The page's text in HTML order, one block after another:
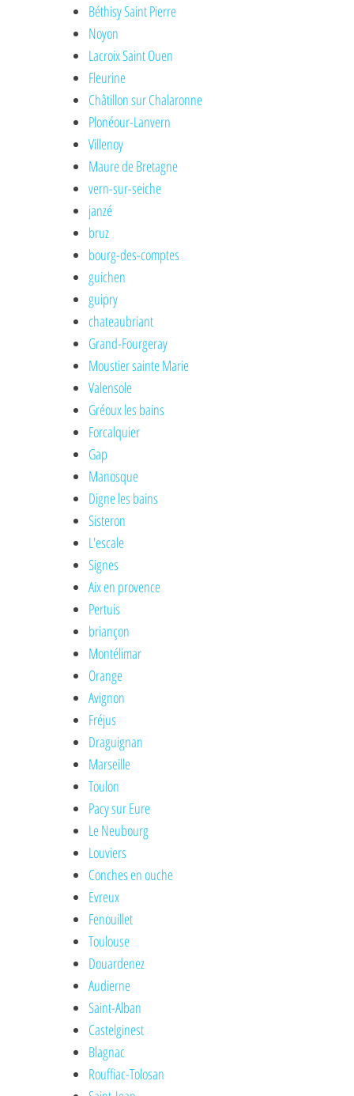
Béthisy Saint Pierre
Noyon
Lacroix Saint Ouen
Fleurine
Châtillon sur Chalaronne
Plonéour-Lanvern
Villenoy
Maure de Bretagne
vern-sur-seiche
janzé
bruz
bourg-des-comptes
guichen
guipry
chateaubriant
Grand-Fourgeray
Moustier sainte Marie
Valensole
Gréoux les bains
Forcalquier
Gap
Manosque
Digne les bains
Sisteron
L'escale
Signes
Aix en provence
Pertuis
briançon
Montélimar
Orange
Avignon
Fréjus
Draguignan
Marseille
Toulon
Pacy sur Eure
Le Neubourg
Louviers
Conches en ouche
Evreux
Fenouillet
Toulouse
Douardenez
Audierne
Saint-Alban
Castelginest
Blagnac
Rouffiac-Tolosan